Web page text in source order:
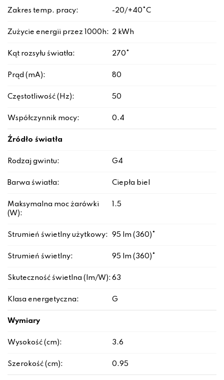
Zakres temp. pracy: -20/+40°C
Zużycie energii przez 1000h: 2 kWh
Kąt rozsyłu światła: 270°
Prąd (mA): 80
Częstotliwość (Hz): 50
Współczynnik mocy: 0.4
Źródło światła
Rodzaj gwintu: G4
Barwa światła: Ciepła biel
Maksymalna moc żarówki
(W):
1.5
Strumień świetlny użytkowy: 95 lm (360)°
Strumień świetlny: 95 lm (360)°
Skuteczność świetlna (lm/W): 63
Klasa energetyczna: G
Wymiary
Wysokość (cm): 3.6
Szerokość (cm): 0.95